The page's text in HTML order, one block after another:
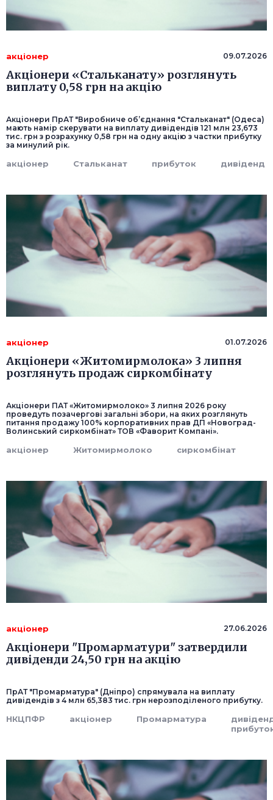
акціонер 09.07.2026
Акціонери «Стальканату» розглянуть
виплату 0,58 грн на акцію
Акціонери ПрАТ "Виробниче об’єднання "Стальканат" (Одеса)
мають намір скерувати на виплату дивідендів 121 млн 23,673
тис. грн з розрахунку 0,58 грн на одну акцію з частки прибутку
за минулий рік.
акціонер Стальканат прибуток дивіденд
акціонер 01.07.2026
Акціонери «Житомирмолока» 3 липня
розглянуть продаж сиркомбінату
Акціонери ПАТ «Житомирмолоко» 3 липня 2026 року
проведуть позачергові загальні збори, на яких розглянуть
питання продажу 100% корпоративних прав ДП «Новоград-
Волинський сиркомбінат» ТОВ «Фаворит Компані».
акціонер Житомирмолоко сиркомбінат
акціонер 27.06.2026
Акціонери "Промарматури" затвердили
дивіденди 24,50 грн на акцію
ПрАТ "Промарматура" (Дніпро) спрямувала на виплату
дивідендів з 4 млн 65,383 тис. грн нерозподіленого прибутку.
НКЦПФР акціонер Промарматура